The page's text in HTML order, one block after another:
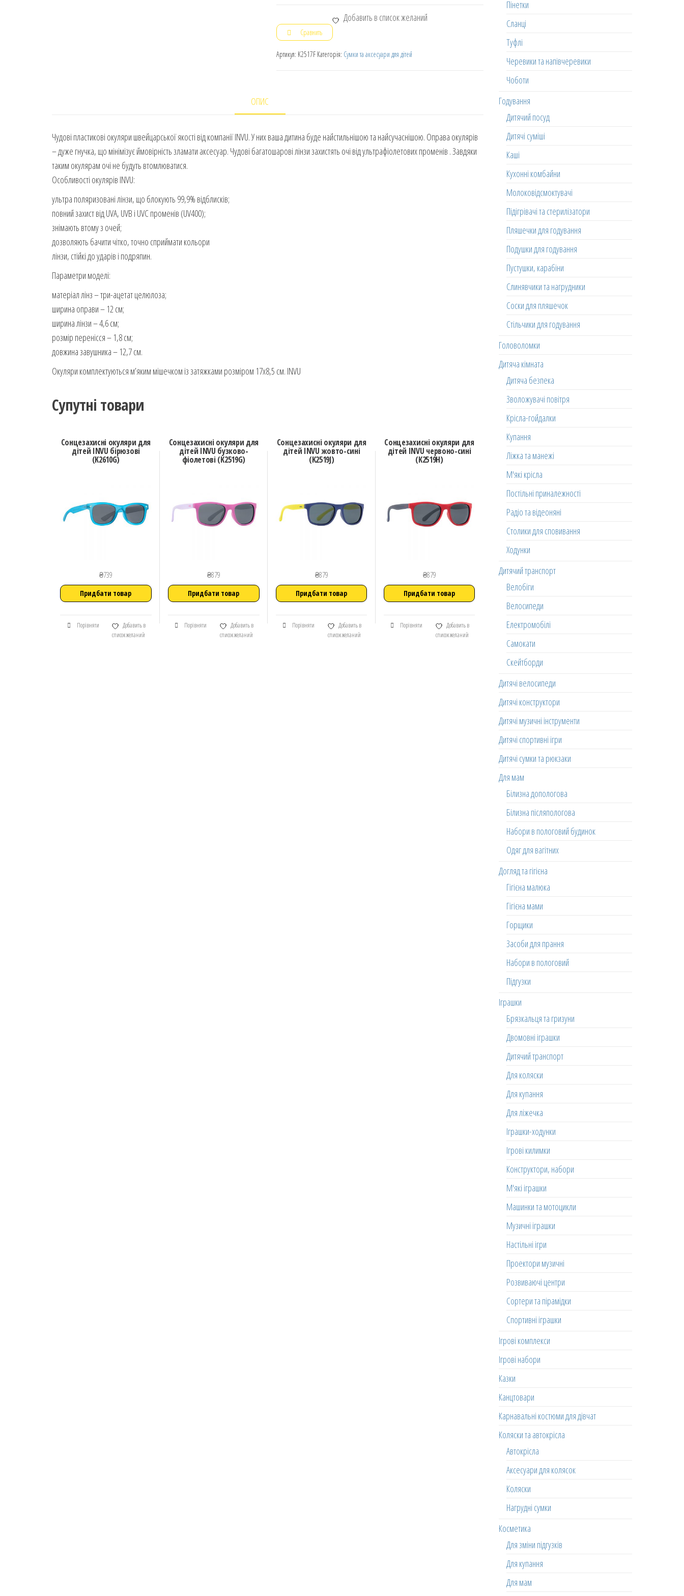
Добавить в список желаний
Сравнить
Артикул: K2517F Категорія: Сумки та аксесуари для дітей
ОПИС
Чудові пластикові окуляри швейцарської якості від компанії INVU. У них ваша дитина буде найстильнішою та найсучаснішою. Оправа окулярів
– дуже гнучка, що мінімізує ймовірність зламати аксесуар. Чудові багатошарові лінзи захистять очі від ультрафіолетових променів . Завдяки
таким окулярам очі не будуть втомлюватися.
Особливості окулярів INVU:
ультра поляризовані лінзи, що блокують 99,9% відблисків;
повний захист від UVA, UVB і UVC променів (UV400);
знімають втому з очей;
дозволяють бачити чітко, точно сприймати кольори
лінзи, стійкі до ударів і подряпин.
Параметри моделі:
матеріал лінз – три-ацетат целюлоза;
ширина оправи – 12 см;
ширина лінзи – 4,6 см;
розмір перенісся – 1,8 см;
довжина завушника – 12,7 см.
Окуляри комплектуються м’яким мішечком із затяжками розміром 17х8,5 см. INVU
Супутні товари
Сонцезахисні окуляри для
дітей INVU бірюзові
(K2610G)
₴739
Придбати товар
Порівняти
Добавить в
список желаний
Сонцезахисні окуляри для
дітей INVU бузково-
фіолетові (K2519G)
₴879
Придбати товар
Порівняти
Добавить в
список желаний
Сонцезахисні окуляри для
дітей INVU жовто-сині
(K2519J)
₴879
Придбати товар
Порівняти
Добавить в
список желаний
Сонцезахисні окуляри для
дітей INVU червоно-сині
(K2519H)
₴879
Придбати товар
Порівняти
Добавить в
список желаний
Пінетки
Сланці
Туфлі
Черевики та напівчеревики
Чоботи
Годування
Дитячий посуд
Дитячі суміші
Каші
Кухонні комбайни
Молоковідсмоктувачі
Підігрівачі та стерилізатори
Пляшечки для годування
Подушки для годування
Пустушки, карабіни
Слинявчики та нагрудники
Соски для пляшечок
Стільчики для годування
Головоломки
Дитяча кімната
Дитяча безпека
Зволожувачі повітря
Крісла-гойдалки
Купання
Ліжка та манежі
М'які крісла
Постільні приналежності
Радіо та відеоняні
Столики для сповивання
Ходунки
Дитячий транспорт
Велобіги
Велосипеди
Електромобілі
Самокати
Скейтборди
Дитячі велосипеди
Дитячі конструктори
Дитячі музичні інструменти
Дитячі спортивні ігри
Дитячі сумки та рюкзаки
Для мам
Білизна допологова
Білизна післяпологова
Набори в пологовий будинок
Одяг для вагітних
Догляд та гігієна
Гігієна малюка
Гігієна мами
Горщики
Засоби для прання
Набори в пологовий
Підгузки
Іграшки
Брязкальця та гризуни
Двомовні іграшки
Дитячий транспорт
Для коляски
Для купання
Для ліжечка
Іграшки-ходунки
Ігрові килимки
Конструктори, набори
М'які іграшки
Машинки та мотоцикли
Музичні іграшки
Настільні ігри
Проектори музичні
Розвиваючі центри
Сортери та пірамідки
Спортивні іграшки
Ігрові комплекси
Ігрові набори
Казки
Канцтовари
Карнавальні костюми для дівчат
Коляски та автокрісла
Автокрісла
Аксесуари для колясок
Коляски
Нагрудні сумки
Косметика
Для зміни підгузків
Для купання
Для мам